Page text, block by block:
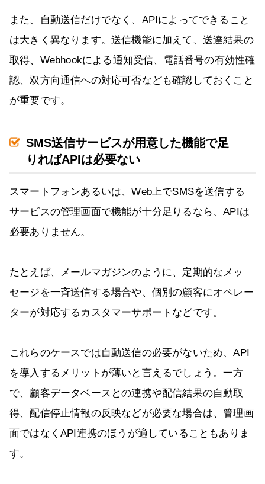
また、自動送信だけでなく、APIによってできること
は大きく異なります。送信機能に加えて、送達結果の
取得、Webhookによる通知受信、電話番号の有効性確
認、双方向通信への対応可否なども確認しておくこと
が重要です。
SMS送信サービスが用意した機能で足
りればAPIは必要ない
スマートフォンあるいは、Web上でSMSを送信する
サービスの管理画面で機能が十分足りるなら、APIは
必要ありません。
たとえば、メールマガジンのように、定期的なメッ
セージを一斉送信する場合や、個別の顧客にオペレー
ターが対応するカスタマーサポートなどです。
これらのケースでは自動送信の必要がないため、API
を導入するメリットが薄いと言えるでしょう。一方
で、顧客データベースとの連携や配信結果の自動取
得、配信停止情報の反映などが必要な場合は、管理画
面ではなくAPI連携のほうが適していることもありま
す。